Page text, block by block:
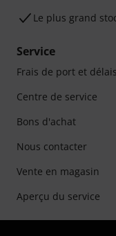
Le plus grand
Service
Frais de port et
Centre de service
Bons d'achat
Nous contacter
Vente en magasin
Aperçu du service